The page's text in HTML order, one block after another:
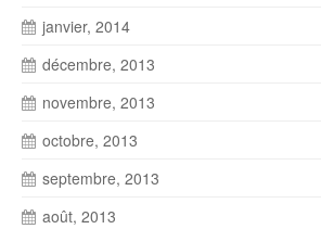
janvier, 2014
décembre, 2013
novembre, 2013
octobre, 2013
septembre, 2013
août, 2013